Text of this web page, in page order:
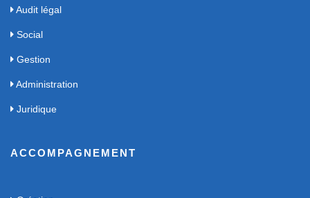
Audit légal
Social
Gestion
Administration
Juridique
ACCOMPAGNEMENT